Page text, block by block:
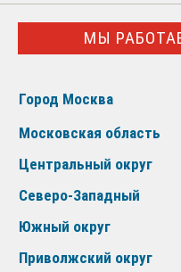
МЫ
Город Москва
Московская область
Центральный округ
Северо-Западный
Южный округ
Приволжский округ